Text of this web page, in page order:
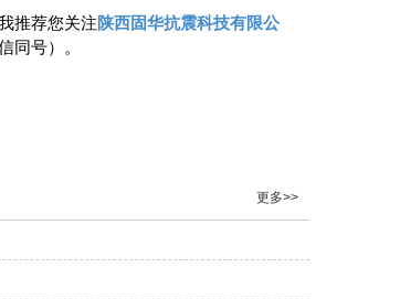
推荐您关注陕西固华抗震科技有限公
号）。
更多>>